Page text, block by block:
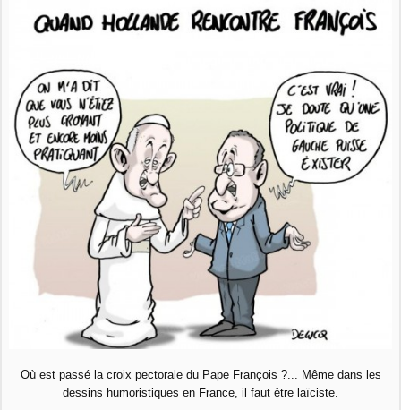
Où est passé la croix pectorale du Pape François ?... Même dans les
dessins humoristiques en France, il faut être laïciste.